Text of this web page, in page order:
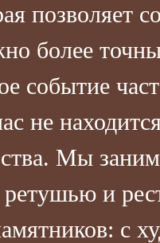
позволяет
более
событие
не
Мы
и
с